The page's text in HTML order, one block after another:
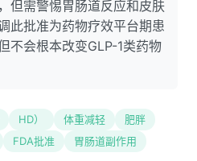
但需警惕胃肠道反应和皮肤
此批准为药物疗效平台期患
不会根本改变GLP-1类药物
HD） 体重减轻
肥胖
FDA批准
胃肠道副作用